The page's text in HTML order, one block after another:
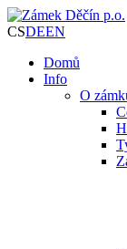
CSDEEN
Domů
Info
O